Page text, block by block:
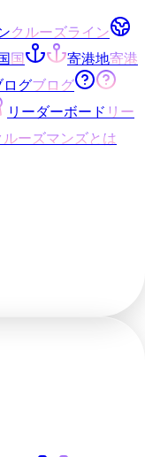
クルーズライン
国 寄港地寄港
ログブログ
リーダーボード リー
ルーズマンズとは